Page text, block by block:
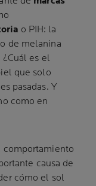
o PIH: la
de melanina
¿Cuál es el
que solo
pasadas. Y
como en
causa de
cómo el sol